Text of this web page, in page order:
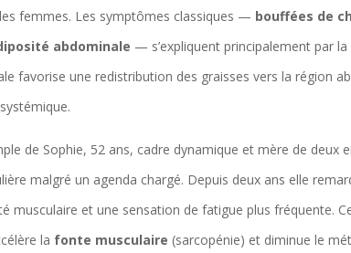
femmes. Les symptômes classiques — bouffées de
abdominale — s’expliquent principalement par la
favorise une redistribution des graisses vers la région
de Sophie, 52 ans, cadre dynamique et mère de
malgré un agenda chargé. Depuis deux ans elle
musculaire et une sensation de fatigue plus fréquente.
la fonte musculaire (sarcopénie) et diminue le